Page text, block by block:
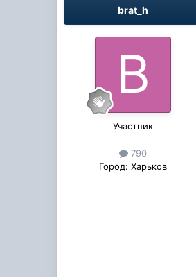
brat_h
Участник
790
Город: Харьков